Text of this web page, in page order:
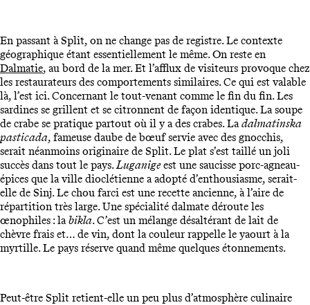
En passant à Split, on ne change pas de registre. Le contexte
géographique étant essentiellement le même. On reste en
Dalmatie, au bord de la mer. Et l’afflux de visiteurs provoque chez
les restaurateurs des comportements similaires. Ce qui est valable
là, l’est ici. Concernant le tout-venant comme le fin du fin. Les
sardines se grillent et se citronnent de façon identique. La soupe
de crabe se pratique partout où il y a des crabes. La dalmatinska
pasticada, fameuse daube de bœuf servie avec des gnocchis,
serait néanmoins originaire de Split. Le plat s’est taillé un joli
succès dans tout le pays.Luganigeest une saucisse porc-agneau-
épices que la ville dioclétienne a adopté d’enthousiasme, serait-
elle de Sinj. Le chou farci est une recette ancienne, à l’aire de
répartition très large. Une spécialité dalmate déroute les
œnophiles : la bikla. C’est un mélange désaltérant de lait de
chèvre frais et… de vin, dont la couleur rappelle le yaourt à la
myrtille. Le pays réserve quand même quelques étonnements.
Peut-être Split retient-elle un peu plus d’atmosphère culinaire